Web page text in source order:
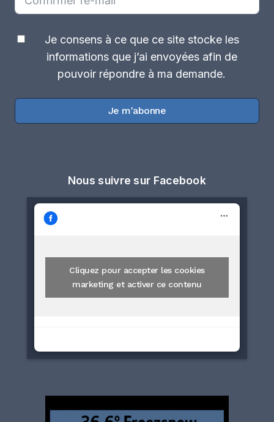
Je consens à ce que ce site stocke les
informations que j’ai envoyées afin de
pouvoir répondre à ma demande.
Je m'abonne
Nous suivre sur Facebook
Cliquez pour accepter les cookies
marketing et activer ce contenu